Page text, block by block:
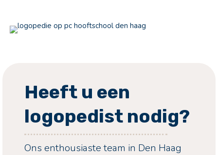
Heeft u een
logopedist nodig?
Ons enthousiaste team in Den Haag